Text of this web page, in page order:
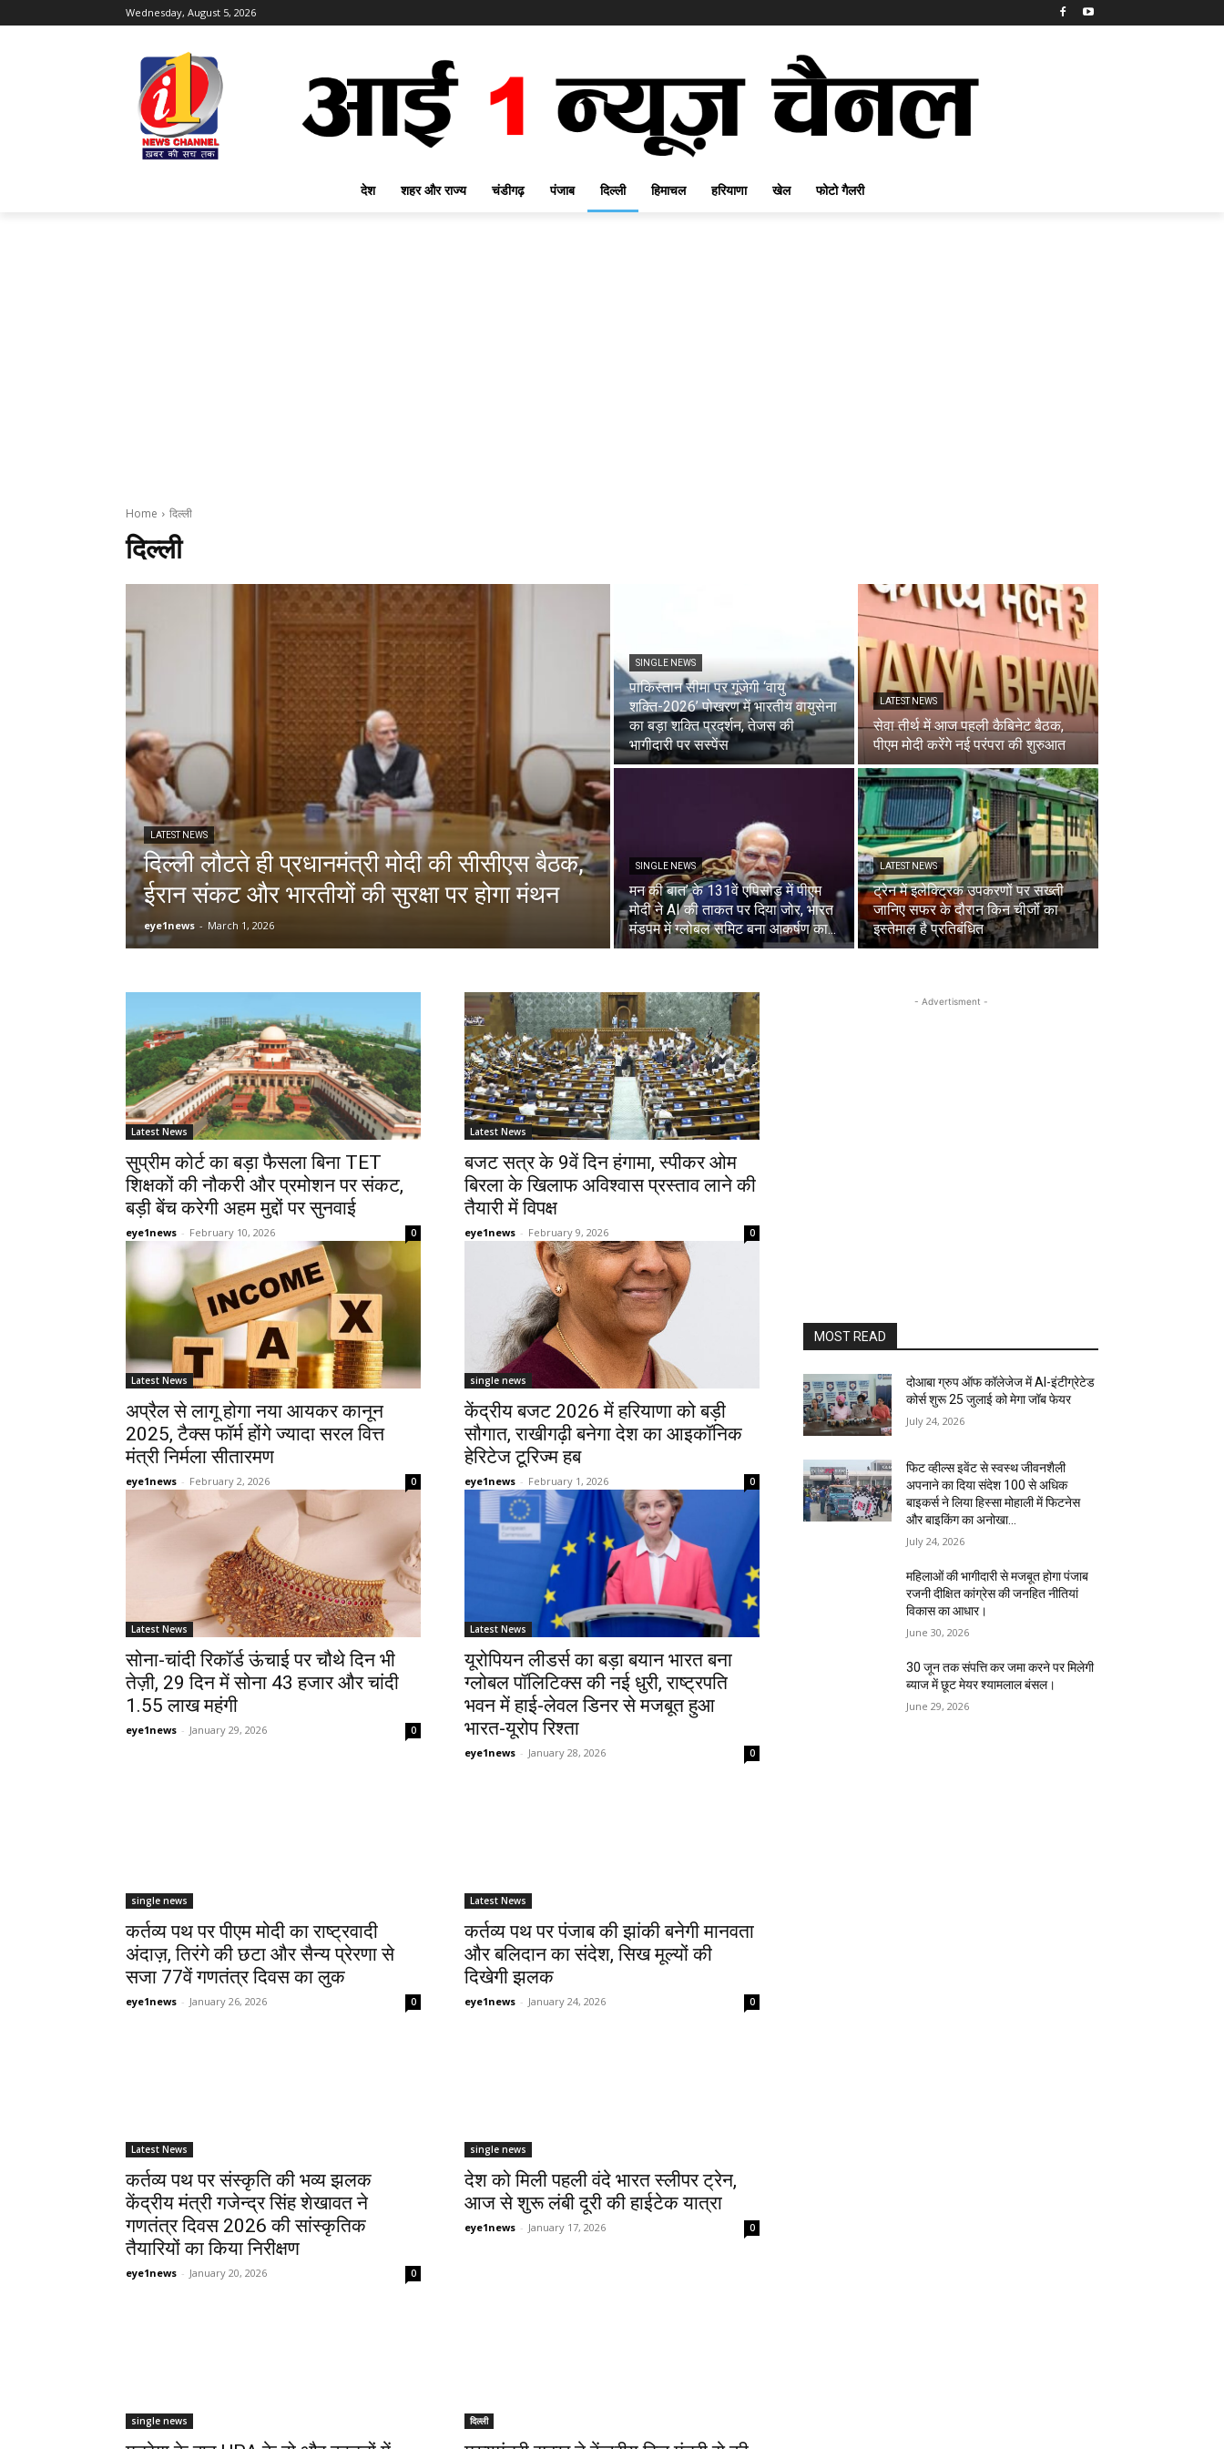
Wednesday, August 5, 2026
देश शहर और राज्य चंडीगढ़ पंजाब दिल्ली हिमाचल हरियाणा खेल फोटो गैलरी
Home दिल्ली
दिल्ली
LATEST NEWS
दिल्ली लौटते ही प्रधानमंत्री मोदी की सीसीएस बैठक,
ईरान संकट और भारतीयों की सुरक्षा पर होगा मंथन
eye1news - March 1, 2026
SINGLE NEWS
पाकिस्तान सीमा पर गूंजेगी ‘वायु
शक्ति-2026’ पोखरण में भारतीय वायुसेना
का बड़ा शक्ति प्रदर्शन, तेजस की
भागीदारी पर सस्पेंस
LATEST NEWS
सेवा तीर्थ में आज पहली कैबिनेट बैठक,
पीएम मोदी करेंगे नई परंपरा की शुरुआत
SINGLE NEWS
मन की बात’ के 131वें एपिसोड में पीएम
मोदी ने AI की ताकत पर दिया जोर, भारत
मंडपम में ग्लोबल समिट बना आकर्षण का...
LATEST NEWS
ट्रेन में इलेक्ट्रिक उपकरणों पर सख्ती
जानिए सफर के दौरान किन चीजों का
इस्तेमाल है प्रतिबंधित
Latest News
सुप्रीम कोर्ट का बड़ा फैसला बिना TET
शिक्षकों की नौकरी और प्रमोशन पर संकट,
बड़ी बेंच करेगी अहम मुद्दों पर सुनवाई
eye1news - February 10, 2026 0
Latest News
बजट सत्र के 9वें दिन हंगामा, स्पीकर ओम
बिरला के खिलाफ अविश्वास प्रस्ताव लाने की
तैयारी में विपक्ष
eye1news - February 9, 2026 0
Latest News
अप्रैल से लागू होगा नया आयकर कानून
2025, टैक्स फॉर्म होंगे ज्यादा सरल वित्त
मंत्री निर्मला सीतारमण
eye1news - February 2, 2026 0
single news
केंद्रीय बजट 2026 में हरियाणा को बड़ी
सौगात, राखीगढ़ी बनेगा देश का आइकॉनिक
हेरिटेज टूरिज्म हब
eye1news - February 1, 2026 0
Latest News
सोना-चांदी रिकॉर्ड ऊंचाई पर चौथे दिन भी
तेज़ी, 29 दिन में सोना ₹43 हजार और चांदी
₹1.55 लाख महंगी
eye1news - January 29, 2026 0
Latest News
यूरोपियन लीडर्स का बड़ा बयान भारत बना
ग्लोबल पॉलिटिक्स की नई धुरी, राष्ट्रपति
भवन में हाई-लेवल डिनर से मजबूत हुआ
भारत-यूरोप रिश्ता
eye1news - January 28, 2026 0
single news
कर्तव्य पथ पर पीएम मोदी का राष्ट्रवादी
अंदाज़, तिरंगे की छटा और सैन्य प्रेरणा से
सजा 77वें गणतंत्र दिवस का लुक
eye1news - January 26, 2026 0
Latest News
कर्तव्य पथ पर पंजाब की झांकी बनेगी मानवता
और बलिदान का संदेश, सिख मूल्यों की
दिखेगी झलक
eye1news - January 24, 2026 0
Latest News
कर्तव्य पथ पर संस्कृति की भव्य झलक
केंद्रीय मंत्री गजेन्द्र सिंह शेखावत ने
गणतंत्र दिवस 2026 की सांस्कृतिक
तैयारियों का किया निरीक्षण
eye1news - January 20, 2026 0
single news
देश को मिली पहली वंदे भारत स्लीपर ट्रेन,
आज से शुरू लंबी दूरी की हाईटेक यात्रा
eye1news - January 17, 2026 0
single news दिल्ली
- Advertisment -
MOST READ
दोआबा ग्रुप ऑफ कॉलेजेज में AI-इंटीग्रेटेड
कोर्स शुरू 25 जुलाई को मेगा जॉब फेयर
July 24, 2026
फिट व्हील्स इवेंट से स्वस्थ जीवनशैली
अपनाने का दिया संदेश 100 से अधिक
बाइकर्स ने लिया हिस्सा मोहाली में फिटनेस
और बाइकिंग का अनोखा...
July 24, 2026
महिलाओं की भागीदारी से मजबूत होगा पंजाब
रजनी दीक्षित कांग्रेस की जनहित नीतियां
विकास का आधार।
June 30, 2026
30 जून तक संपत्ति कर जमा करने पर मिलेगी
ब्याज में छूट मेयर श्यामलाल बंसल।
June 29, 2026